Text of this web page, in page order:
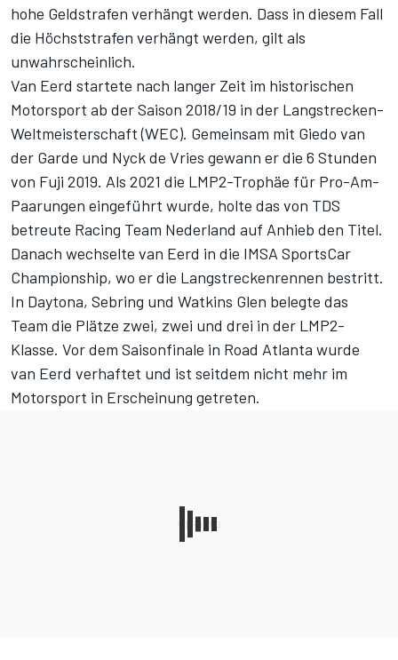
hohe Geldstrafen verhängt werden. Dass in diesem Fall
die Höchststrafen verhängt werden, gilt als
unwahrscheinlich.
Van Eerd startete nach langer Zeit im historischen
Motorsport ab der Saison 2018/19 in der Langstrecken-
Weltmeisterschaft (WEC). Gemeinsam mit Giedo van
der Garde und Nyck de Vries gewann er die 6 Stunden
von Fuji 2019. Als 2021 die LMP2-Trophäe für Pro-Am-
Paarungen eingeführt wurde, holte das von TDS
betreute Racing Team Nederland auf Anhieb den Titel.
Danach wechselte van Eerd in die IMSA SportsCar
Championship, wo er die Langstreckenrennen bestritt.
In Daytona, Sebring und Watkins Glen belegte das
Team die Plätze zwei, zwei und drei in der LMP2-
Klasse. Vor dem Saisonfinale in Road Atlanta wurde
van Eerd verhaftet und ist seitdem nicht mehr im
Motorsport in Erscheinung getreten.